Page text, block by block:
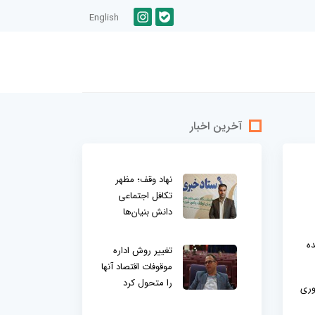
English
آخرین اخبار
نهاد وقف؛ مظهر
تکافل اجتماعی
دانش بنیان‌ها
تغییر روش اداره
موقوفات اقتصاد آنها
را متحول کرد